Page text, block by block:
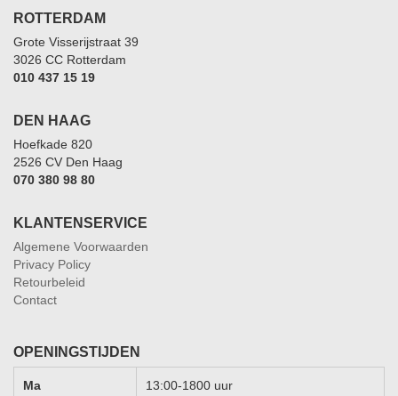
ROTTERDAM
Grote Visserijstraat 39
3026 CC Rotterdam
010 437 15 19
DEN HAAG
Hoefkade 820
2526 CV Den Haag
070 380 98 80
KLANTENSERVICE
Algemene Voorwaarden
Privacy Policy
Retourbeleid
Contact
OPENINGSTIJDEN
Ma 13:00-1800 uur